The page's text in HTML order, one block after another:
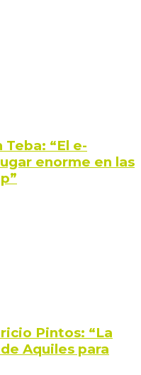
Teba: “El e-
enorme en las
Pintos: “La
Aquiles para